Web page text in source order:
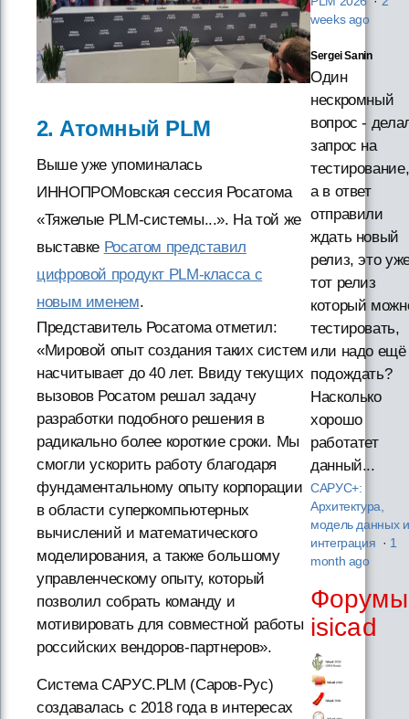
2. Атомный PLM
Выше уже упоминалась
ИННОПРОМовская сессия Росатома
«Тяжелые PLM-системы...». На той же
выставке Росатом представил
цифровой продукт PLM-класса с
новым именем.
Представитель Росатома отметил:
«Мировой опыт создания таких систем
насчитывает до 40 лет. Ввиду текущих
вызовов Росатом решал задачу
разработки подобного решения в
радикально более короткие сроки. Мы
смогли ускорить работу благодаря
фундаментальному опыту корпорации
в области суперкомпьютерных
вычислений и математического
моделирования, а также большому
управленческому опыту, который
позволил собрать команду и
мотивировать для совместной работы
российских вендоров-партнеров».
Система САРУС.PLM (Саров-Рус)
создавалась с 2018 года в интересах
weeks ago
Sergei Sanin
Один
нескромный
вопрос -
запрос на
тестирование,
а в ответ
отправили
ждать новый
релиз, это
тот релиз
который
тестировать,
или надо ещё
подождать?
Насколько
хорошо
работатет
данный...
САРУС+:
Архитектура,
модель данных и
интеграция · 1
month ago
Форумы
isicad